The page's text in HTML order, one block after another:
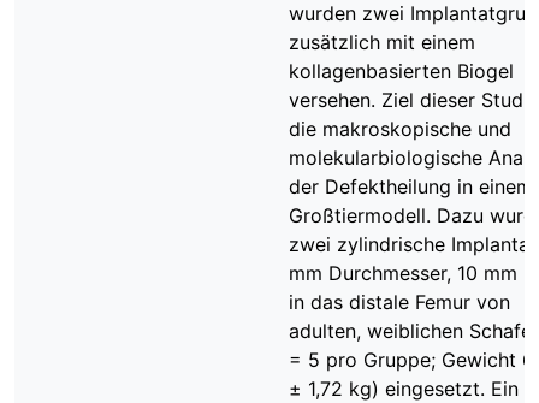
wurden zwei
zusätzlich mit einem
kollagenbasierten Biogel
versehen. Ziel dieser
die makroskopische und
molekularbiologische
der Defektheilung in einem
Großtiermodell. Dazu
zwei zylindrische
mm Durchmesser, 10 mm
in das distale Femur von
adulten, weiblichen
= 5 pro Gruppe; Gewicht
± 1,72 kg) eingesetzt. Ein